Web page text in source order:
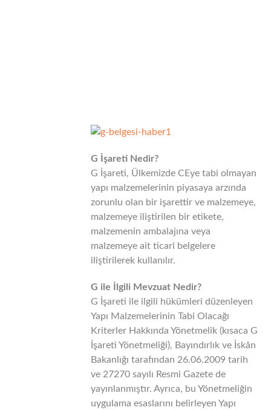
G İşareti Nedir?
G İşareti, Ülkemizde CEye tabi olmayan
yapı malzemelerinin piyasaya arzında
zorunlu olan bir işarettir ve malzemeye,
malzemeye iliştirilen bir etikete,
malzemenin ambalajına veya
malzemeye ait ticari belgelere
iliştirilerek kullanılır.
G ile İlgili Mevzuat Nedir?
G İşareti ile ilgili hükümleri düzenleyen
Yapı Malzemelerinin Tabi Olacağı
Kriterler Hakkında Yönetmelik (kısaca G
İşareti Yönetmeliği), Bayındırlık ve İskân
Bakanlığı tarafından 26.06.2009 tarih
ve 27270 sayılı Resmi Gazete de
yayınlanmıştır. Ayrıca, bu Yönetmeliğin
uygulama esaslarını belirleyen Yapı